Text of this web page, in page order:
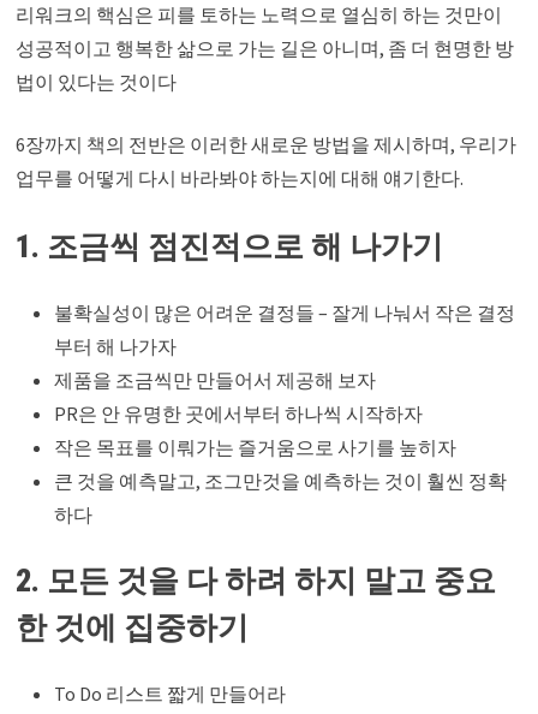
리워크의 핵심은 피를 토하는 노력으로 열심히 하는 것만이
성공적이고 행복한 삶으로 가는 길은 아니며, 좀 더 현명한 방
법이 있다는 것이다
6장까지 책의 전반은 이러한 새로운 방법을 제시하며, 우리가
업무를 어떻게 다시 바라봐야 하는지에 대해 얘기한다.
1. 조금씩 점진적으로 해 나가기
불확실성이 많은 어려운 결정들 – 잘게 나눠서 작은 결정
부터 해 나가자
제품을 조금씩만 만들어서 제공해 보자
PR은 안 유명한 곳에서부터 하나씩 시작하자
작은 목표를 이뤄가는 즐거움으로 사기를 높히자
큰 것을 예측말고, 조그만것을 예측하는 것이 훨씬 정확
하다
2. 모든 것을 다 하려 하지 말고 중요
한 것에 집중하기
To Do 리스트 짧게 만들어라